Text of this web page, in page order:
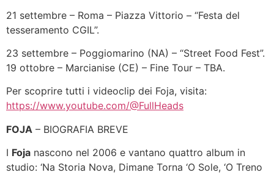
21 settembre – Roma – Piazza Vittorio – “Festa del
tesseramento CGIL”.
23 settembre – Poggiomarino (NA) – “Street Food Fest”.
19 ottobre – Marcianise (CE) – Fine Tour – TBA.
Per scoprire tutti i videoclip dei Foja, visita:
https://www.youtube.com/@FullHeads
FOJA – BIOGRAFIA BREVE
I Foja nascono nel 2006 e vantano quattro album in
studio: ‘Na Storia Nova, Dimane Torna ‘O Sole, ‘O Treno